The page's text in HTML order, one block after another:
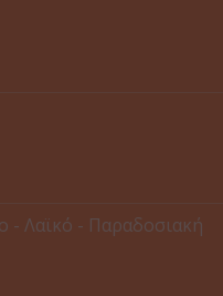
- Λαϊκό - Παραδοσιακή